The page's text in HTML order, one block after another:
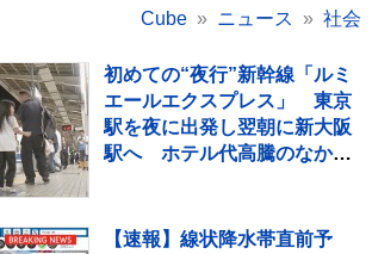
Cube
ニュース 社会
初めての“夜行”新幹線「ルミ
エールエクスプレス」 東京
駅を夜に出発し翌朝に新大阪
駅へ ホテル代高騰のなかレ
【速報】線状降水帯直前予